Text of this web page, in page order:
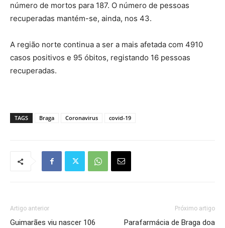
número de mortos para 187. O número de pessoas
recuperadas mantém-se, ainda, nos 43.
A região norte continua a ser a mais afetada com 4910
casos positivos e 95 óbitos, registando 16 pessoas
recuperadas.
TAGS Braga Coronavirus covid-19
Artigo anterior
Guimarães viu nascer 106
Próximo artigo
Parafarmácia de Braga doa